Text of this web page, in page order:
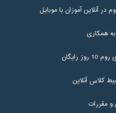
آنلاین آموزان با موبایل
همکاری
رایگان
کلاس آنلاین
و مقررات